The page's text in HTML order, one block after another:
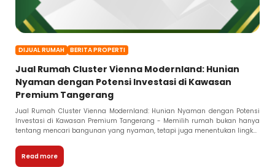
DIJUAL RUMAH BERITA PROPERTI
Jual Rumah Cluster Vienna Modernland: Hunian
Nyaman dengan Potensi Investasi di Kawasan
Premium Tangerang
Jual Rumah Cluster Vienna Modernland: Hunian Nyaman dengan Potensi
Investasi di Kawasan Premium Tangerang - Memilih rumah bukan hanya
tentang mencari bangunan yang nyaman, tetapi juga menentukan lingk...
Read more